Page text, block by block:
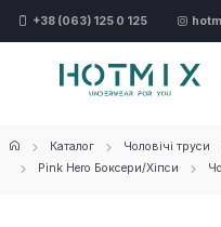
+38 (063) 125 0 125
Каталог Чоловічі труси
Pink Hero Боксери/Хіпси